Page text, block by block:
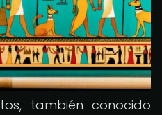
también conocido